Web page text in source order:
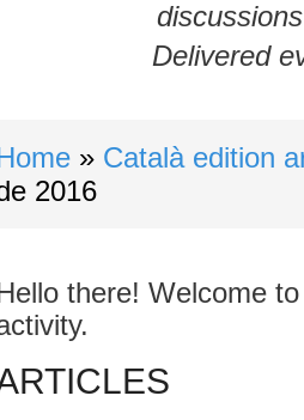
Delivered
Català edition
2016
there! Welcome